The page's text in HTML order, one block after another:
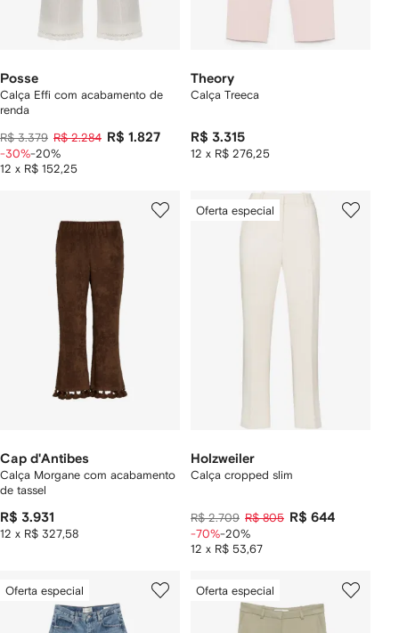
Posse
Calça Effi com acabamento de
renda
R$ 3.379 R$ 2.284 R$ 1.827
12 x R$ 152,25
-30%-20%
Theory
Calça Treeca
R$ 3.315
12 x R$ 276,25
Cap d'Antibes
Calça Morgane com acabamento
de tassel
R$ 3.931
12 x R$ 327,58
Oferta especial
Holzweiler
Calça cropped slim
R$ 2.709 R$ 805 R$ 644
12 x R$ 53,67
-70%-20%
Oferta especial Oferta especial